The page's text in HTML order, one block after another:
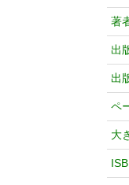
著
出
出
ペ
大